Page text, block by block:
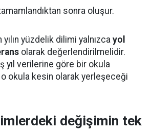
sonra oluşur.
yüzdelik dilimi yalnızca yol
olarak değerlendirilmelidir.
yıl verilerine göre bir okula
o okula kesin olarak yerleşeceği
değişimin tek